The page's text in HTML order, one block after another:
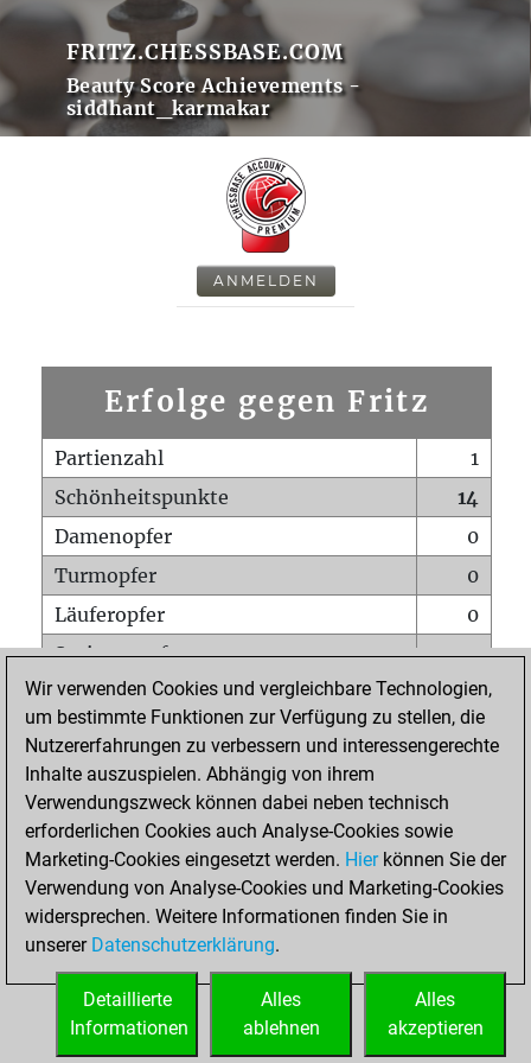
FRITZ.CHESSBASE.COM
Beauty Score Achievements -
siddhant_karmakar
ANMELDEN
Erfolge gegen Fritz
Partienzahl
1
Schönheitspunkte
14
Damenopfer
0
Turmopfer
0
Läuferopfer
0
Springeropfer
0
Bauernopfer
0
Matt auf vollem Brett
0
Bauer setzt Matt
Erstickte Matts
Unterverwandlungen
0
Türme auf der siebten
0
STARTSEITE
Wir verwenden Cookies und vergleichbare Technologien,
um bestimmte Funktionen zur Verfügung zu stellen, die
Nutzererfahrungen zu verbessern und interessengerechte
Inhalte auszuspielen. Abhängig von ihrem
Verwendungszweck können dabei neben technisch
erforderlichen Cookies auch Analyse-Cookies sowie
Marketing-Cookies eingesetzt werden. Hierkönnen Sie der
Verwendung von Analyse-Cookies und Marketing-Cookies
widersprechen. Weitere Informationen finden Sie in
unserer Datenschutzerklärung.
Alles
akzeptieren
Alles
ablehnen
Detaillierte
Informationen